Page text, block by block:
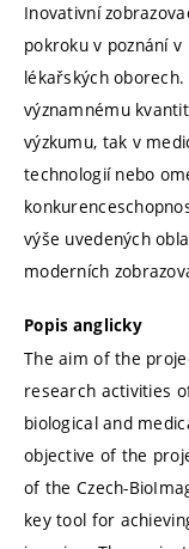
Inovativní
pokroku v poznání
lékařských
významnému
výzkumu, tak v
technologií nebo
výše uvedených
moderních
Popis anglicky
The aim of the
research activities
biological and
objective of the
of the Czech-
key tool for